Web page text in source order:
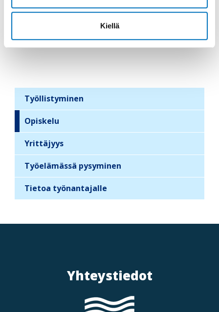
Kiellä
S
d
a
n
Työllistyminen
Opiskelu
Yrittäjyys
Työelämässä pysyminen
Tietoa työnantajalle
Yhteystiedot